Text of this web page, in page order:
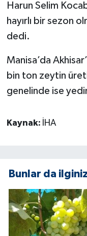
Harun Selim
hayırlı bir sezon
dedi.
Manisa’da
bin ton zeytin
genelinde ise
Kaynak: İHA
Bunlar da